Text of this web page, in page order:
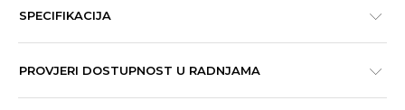
SPECIFIKACIJA
PROVJERI DOSTUPNOST U RADNJAMA